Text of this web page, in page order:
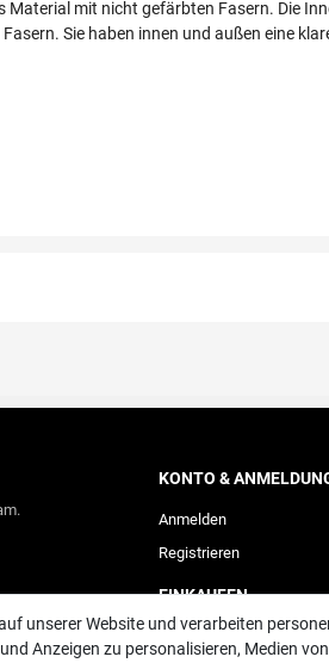
Material mit nicht gefärbten Fasern. Die
Sie haben innen und außen eine
KONTO &
Anmelden
Registrieren
EINKAUFEN
Merkliste
unserer Website und verarbeiten
Anzeigen zu personalisieren, Medien